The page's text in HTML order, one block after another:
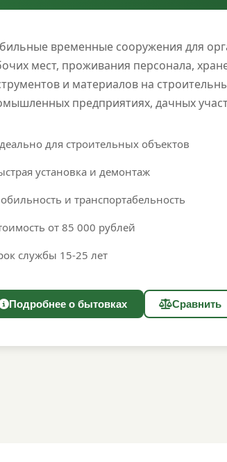
временные сооружения для
мест, проживания персонала,
и материалов на
предприятиях, дачных
для строительных объектов
установка и демонтаж
и транспортабельность
от 85 000 рублей
службы 15-25 лет
Подробнее о бытовках Сравнить